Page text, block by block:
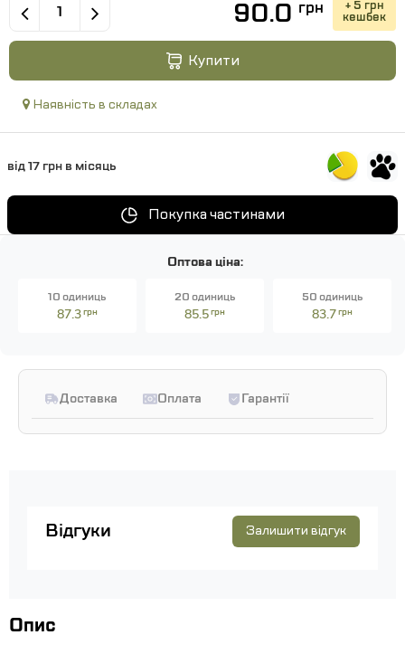
90.0 грн + 5 грн
кешбек
Купити
Наявність в складах
від 17 грн в місяць
Покупка частинами
Оптова ціна:
10 одиниць
87.3грн
20 одиниць
85.5грн
50 одиниць
83.7грн
Доставка Оплата Гарантії
Відгуки Залишити відгук
Опис